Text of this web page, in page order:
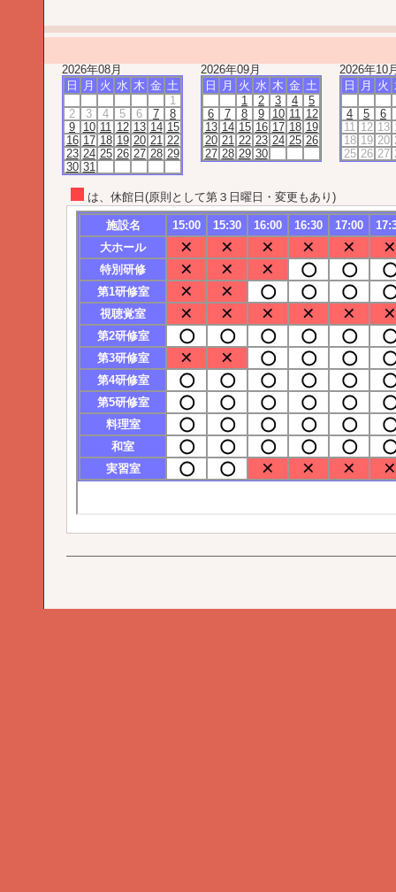
2026年08月
日
月 火 水 木 金 土
1
2
3 4 5 6 7
8
9
10 11 12 13 14 15
16 17 18 19 20 21 22
23 24 25 26 27 28 29
30 31
2026年09月
日
月 火 水 木 金 土
1
2 3 4
5
6
7 8 9 10 11 12
13 14 15 16 17 18 19
20 21 22 23 24 25 26
27 28 29 30
2026年10
日
月 火
4 5
6
11 12 13
18 19 20
25 26 27
は、休館日(原則として第３日曜日・変更もあり)